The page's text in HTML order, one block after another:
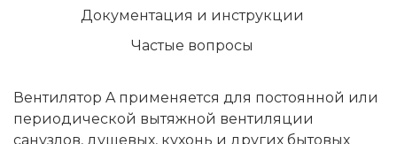
Документация и инструкции
Частые вопросы
Вентилятор A применяется для постоянной или
периодической вытяжной вентиляции
санузлов, душевых, кухонь и других бытовых